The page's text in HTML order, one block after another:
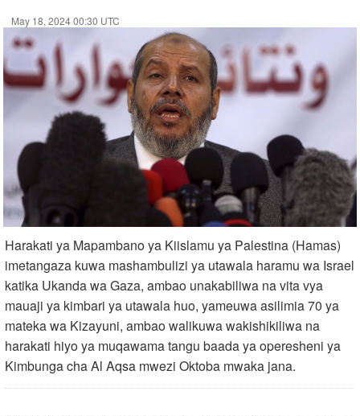
May 18, 2024 00:30 UTC
Harakati ya Mapambano ya Kiislamu ya Palestina (Hamas)
imetangaza kuwa mashambulizi ya utawala haramu wa Israel
katika Ukanda wa Gaza, ambao unakabiliwa na vita vya
mauaji ya kimbari ya utawala huo, yameuwa asilimia 70 ya
mateka wa Kizayuni, ambao walikuwa wakishikiliwa na
harakati hiyo ya muqawama tangu baada ya operesheni ya
Kimbunga cha Al Aqsa mwezi Oktoba mwaka jana.